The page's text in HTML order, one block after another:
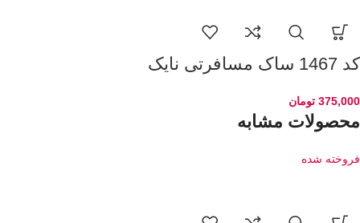
کد 1467 ساک مسافرتی نایک
375,000 تومان
محصولات مشابه
فروخته شده